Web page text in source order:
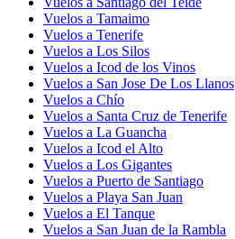
Vuelos a Tamaimo
Vuelos a Tenerife
Vuelos a Los Silos
Vuelos a Icod de los Vinos
Vuelos a San Jose De Los Llanos
Vuelos a Chío
Vuelos a Santa Cruz de Tenerife
Vuelos a La Guancha
Vuelos a Icod el Alto
Vuelos a Los Gigantes
Vuelos a Puerto de Santiago
Vuelos a Playa San Juan
Vuelos a El Tanque
Vuelos a San Juan de la Rambla